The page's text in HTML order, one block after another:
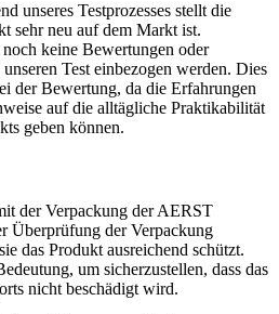
unseres Testprozesses stellt die
sehr neu auf dem Markt ist.
keine Bewertungen oder
Test einbezogen werden. Dies
der Bewertung, da die Erfahrungen
auf die alltägliche Praktikabilität
geben können.
der Verpackung der AERST
Überprüfung der Verpackung
das Produkt ausreichend schützt.
um sicherzustellen, dass das
nicht beschädigt wird.